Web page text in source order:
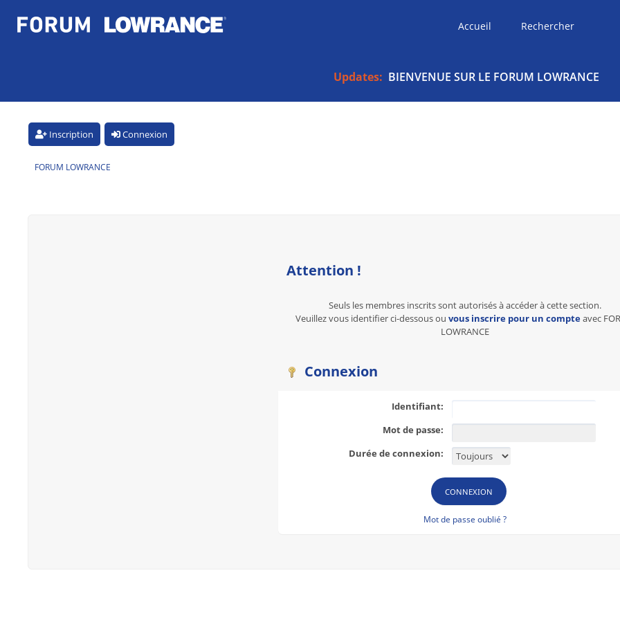
Accueil Rechercher
Updates: BIENVENUE SUR LE FORUM LOWRANCE
Inscription Connexion
FORUM LOWRANCE
Attention !
Seuls les membres inscrits sont autorisés à accéder à cette section.
Veuillez vous identifier ci-dessous ou vous inscrire pour un compteavec
LOWRANCE
Connexion
Identifiant:
Mot de passe:
Durée de connexion:
Mot de passe oublié ?